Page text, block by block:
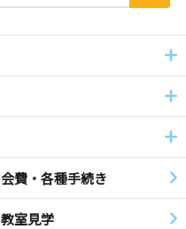
会費・各種手続き
教室見学